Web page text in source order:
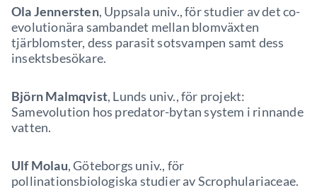
Ola Jennersten, Uppsala univ., för studier av det co-
evolutionära sambandet mellan blomväxten
tjärblomster, dess parasit sotsvampen samt dess
insektsbesökare.
Björn Malmqvist, Lunds univ., för projekt:
Samevolution hos predator-bytan system i rinnande
vatten.
Ulf Molau, Göteborgs univ., för
pollinationsbiologiska studier av Scrophulariaceae.